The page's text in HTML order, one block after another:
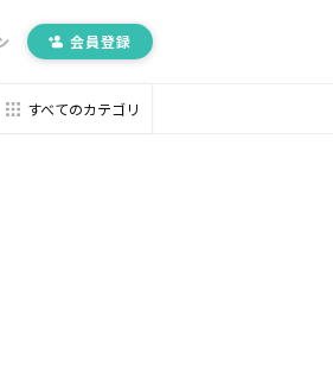
会員登録
すべてのカテゴリ